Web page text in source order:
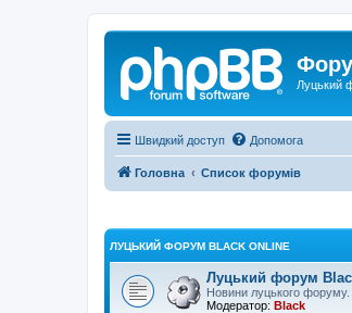
Луцький
Швидкий доступ Допомога
Головна Список форумів
ЛУЦЬКИЙ ФОРУМ BLACK ONLINE
Луцький форум
Новини луцького форуму.
Модератор: Black